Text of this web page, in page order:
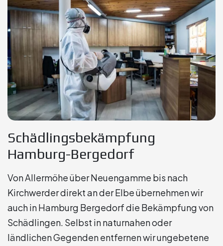
Schädlingsbekämpfung
Hamburg-Bergedorf
Von Allermöhe über Neuengamme bis nach
Kirchwerder direkt an der Elbe übernehmen wir
auch in Hamburg Bergedorf die Bekämpfung von
Schädlingen. Selbst in naturnahen oder
ländlichen Gegenden entfernen wir ungebetene